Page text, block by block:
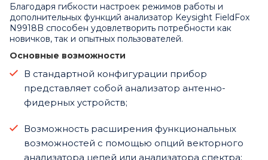
Благодаря гибкости настроек режимов работы и
дополнительных функций анализатор Keysight FieldFox
N9918B способен удовлетворить потребности как
новичков, так и опытных пользователей.
Основные возможности
В стандартной конфигурации прибор
представляет собой анализатор антенно-
фидерных устройств;
Возможность расширения функциональных
возможностей с помощью опций векторного
анализатора цепей или анализатора спектра;